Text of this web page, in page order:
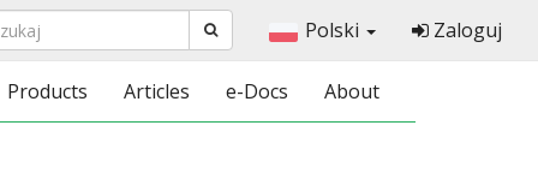
Polski Zaloguj
Products Articles e-Docs About